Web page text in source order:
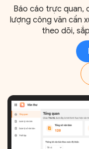
Báo cáo trực quan,
lượng công văn cần
theo dõi,